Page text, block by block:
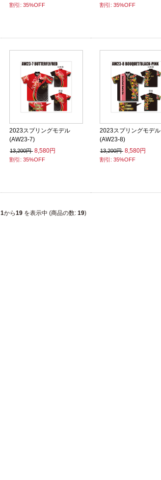
割引: 35%OFF 割引: 35%OFF
2023スプリングモデル
(AW23-7)
13,200円 8,580円
割引: 35%OFF
2023スプリングモデル
(AW23-8)
13,200円 8,580円
割引: 35%OFF
1から19 を表示中 (商品の数: 19)